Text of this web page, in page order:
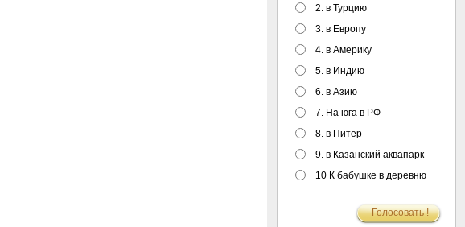
2. в Турцию
3. в Европу
4. в Америку
5. в Индию
6. в Азию
7. На юга в РФ
8. в Питер
9. в Казанский аквапарк
10 К бабушке в деревню
Голосовать !